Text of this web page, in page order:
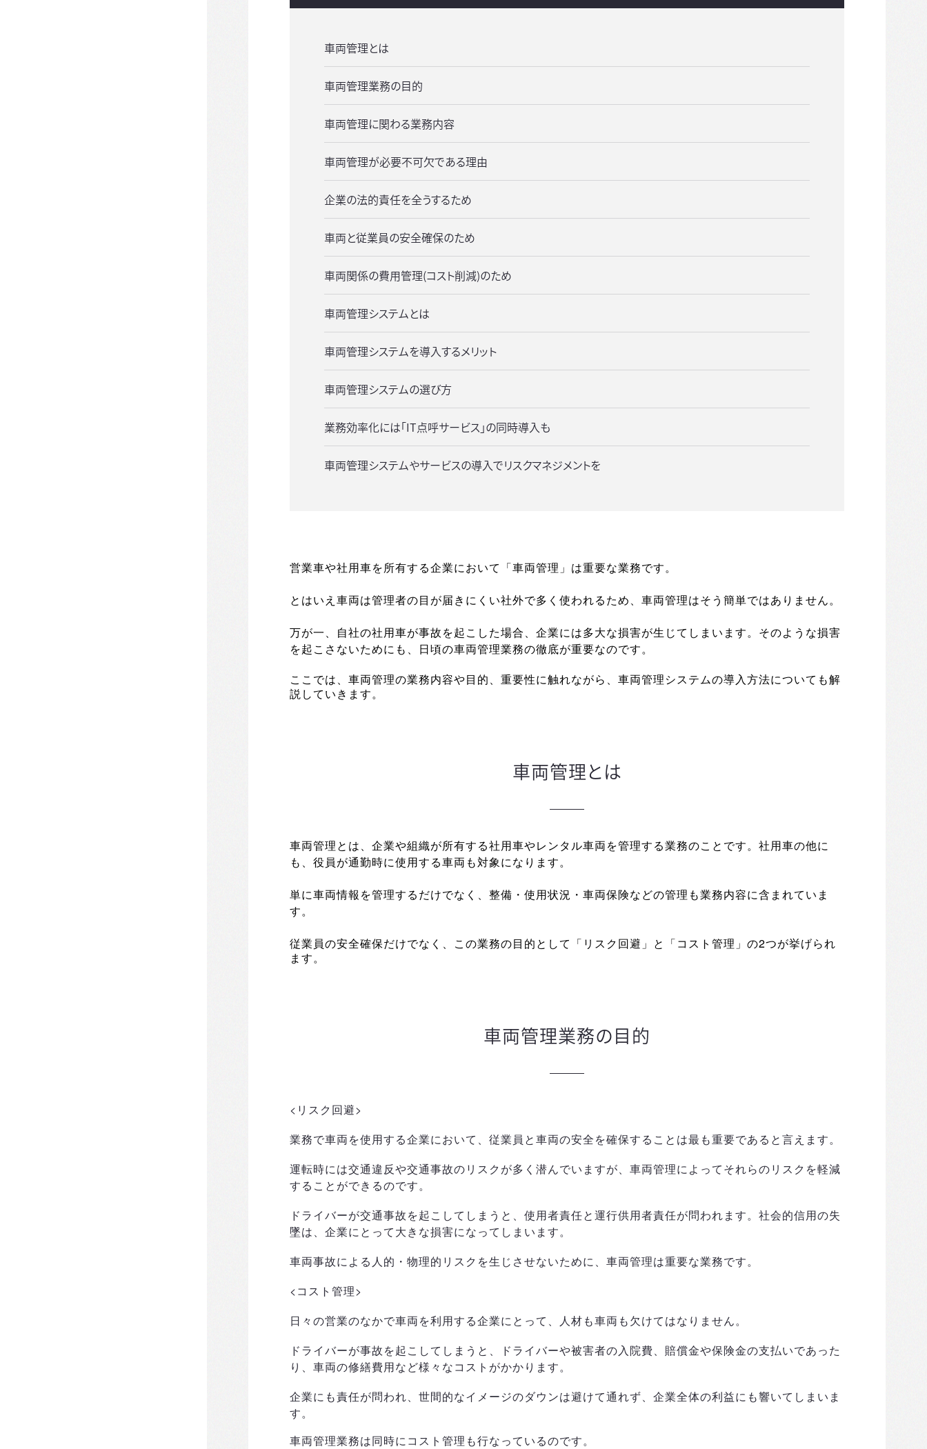
車両管理とは
車両管理業務の目的
車両管理に関わる業務内容
車両管理が必要不可欠である理由
企業の法的責任を全うするため
車両と従業員の安全確保のため
車両関係の費用管理(コスト削減)のため
車両管理システムとは
車両管理システムを導入するメリット
車両管理システムの選び方
業務効率化には「IT点呼サービス」の同時導入も
車両管理システムやサービスの導入でリスクマネジメントを
営業車や社用車を所有する企業において「車両管理」は重要な業務です。
とはいえ車両は管理者の目が届きにくい社外で多く使われるため、車両管理はそう簡単ではありません。
万が一、自社の社用車が事故を起こした場合、企業には多大な損害が生じてしまいます。そのような損害
を起こさないためにも、日頃の車両管理業務の徹底が重要なのです。
ここでは、車両管理の業務内容や目的、重要性に触れながら、車両管理システムの導入方法についても解
説していきます。
車両管理とは
車両管理とは、企業や組織が所有する社用車やレンタル車両を管理する業務のことです。社用車の他に
も、役員が通勤時に使用する車両も対象になります。
単に車両情報を管理するだけでなく、整備・使用状況・車両保険などの管理も業務内容に含まれていま
す。
従業員の安全確保だけでなく、この業務の目的として「リスク回避」と「コスト管理」の2つが挙げられ
ます。
車両管理業務の目的
<リスク回避>
業務で車両を使用する企業において、従業員と車両の安全を確保することは最も重要であると言えます。
運転時には交通違反や交通事故のリスクが多く潜んでいますが、車両管理によってそれらのリスクを軽減
することができるのです。
ドライバーが交通事故を起こしてしまうと、使用者責任と運行供用者責任が問われます。社会的信用の失
墜は、企業にとって大きな損害になってしまいます。
車両事故による人的・物理的リスクを生じさせないために、車両管理は重要な業務です。
<コスト管理>
日々の営業のなかで車両を利用する企業にとって、人材も車両も欠けてはなりません。
ドライバーが事故を起こしてしまうと、ドライバーや被害者の入院費、賠償金や保険金の支払いであった
り、車両の修繕費用など様々なコストがかかります。
企業にも責任が問われ、世間的なイメージのダウンは避けて通れず、企業全体の利益にも響いてしまいま
す。
車両管理業務は同時にコスト管理も行なっているのです。